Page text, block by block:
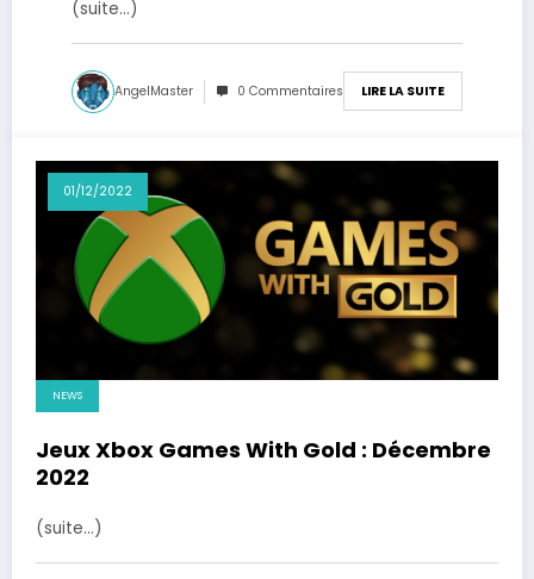
(suite…)
AngelMaster 0 Commentaires LIRE LA SUITE
01/12/2022
NEWS
Jeux Xbox Games With Gold : Décembre
2022
(suite…)